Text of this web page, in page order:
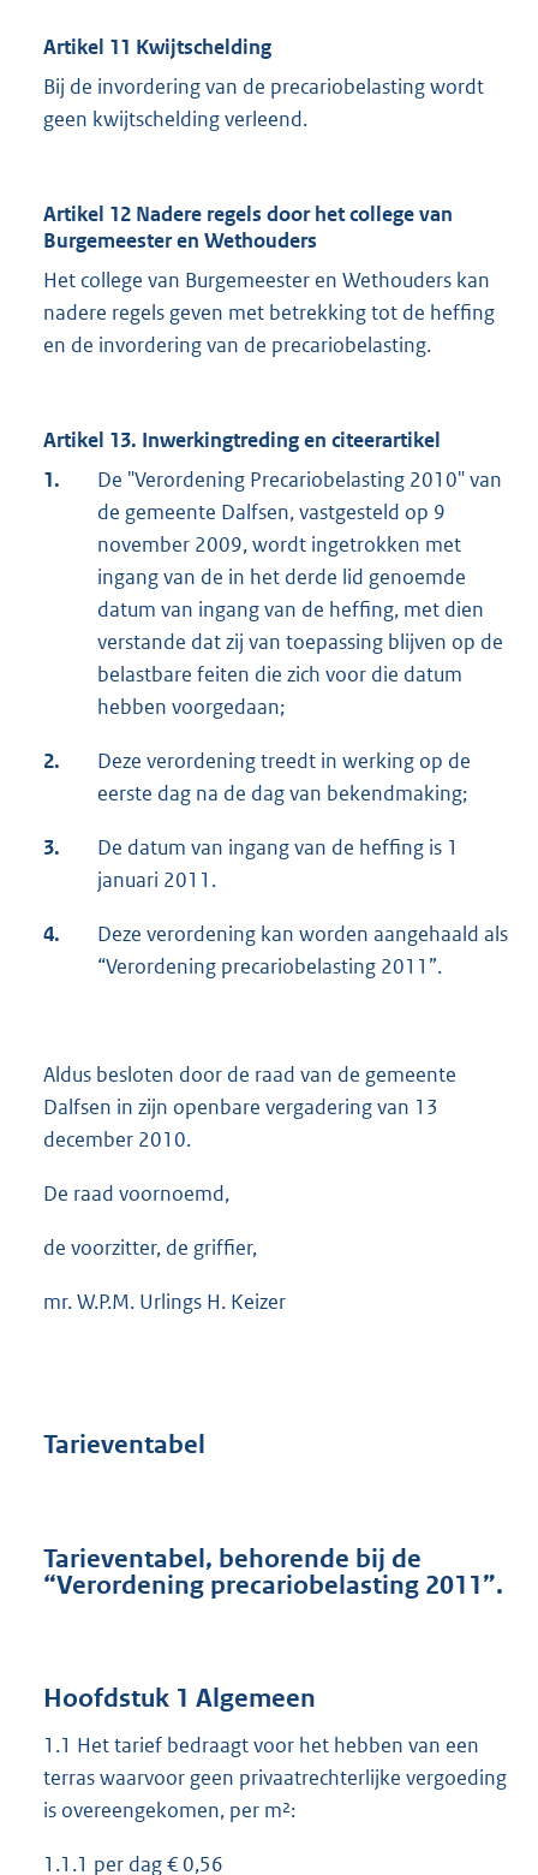
Artikel 11 Kwijtschelding
Bij de invordering van de precariobelasting wordt
geen kwijtschelding verleend.
Artikel 12 Nadere regels door het college van
Burgemeester en Wethouders
Het college van Burgemeester en Wethouders kan
nadere regels geven met betrekking tot de heffing
en de invordering van de precariobelasting.
Artikel 13. Inwerkingtreding en citeerartikel
1.
De "Verordening Precariobelasting 2010" van
de gemeente Dalfsen, vastgesteld op 9
november 2009, wordt ingetrokken met
ingang van de in het derde lid genoemde
datum van ingang van de heffing, met dien
verstande dat zij van toepassing blijven op de
belastbare feiten die zich voor die datum
hebben voorgedaan;
2.
Deze verordening treedt in werking op de
eerste dag na de dag van bekendmaking;
3.
De datum van ingang van de heffing is 1
januari 2011.
4.
Deze verordening kan worden aangehaald als
“Verordening precariobelasting 2011”.
Aldus besloten door de raad van de gemeente
Dalfsen in zijn openbare vergadering van 13
december 2010.
De raad voornoemd,
de voorzitter, de griffier,
mr. W.P.M. Urlings H. Keizer
Tarieventabel
Tarieventabel, behorende bij de
“Verordening precariobelasting 2011”.
Hoofdstuk 1 Algemeen
1.1 Het tarief bedraagt voor het hebben van een
terras waarvoor geen privaatrechterlijke vergoeding
is overeengekomen, per m²:
1.1.1 per dag € 0,56